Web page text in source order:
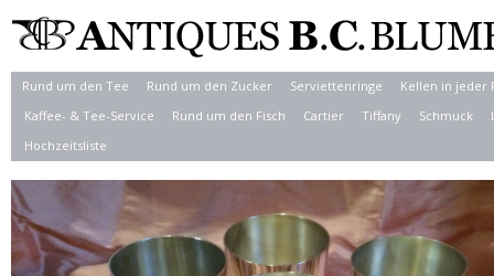
Rund um den Tee Rund um den Zucker Serviettenringe
Kellen in jeder
Kaffee- & Tee-Service
Rund um den Fisch Cartier Tiffany Schmuck
Hochzeitsliste